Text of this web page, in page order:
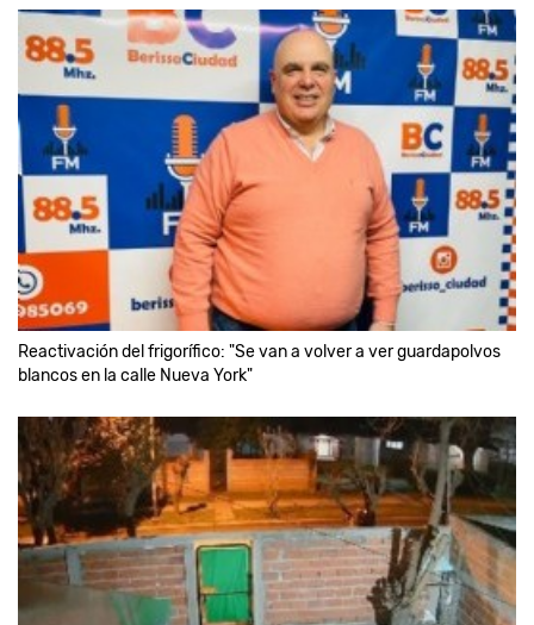
Reactivación del frigorífico: "Se van a volver a ver guardapolvos
blancos en la calle Nueva York"